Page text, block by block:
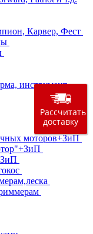
Карвер, Фест
инструмент
моторов+ЗиП
Рассчитать
доставку